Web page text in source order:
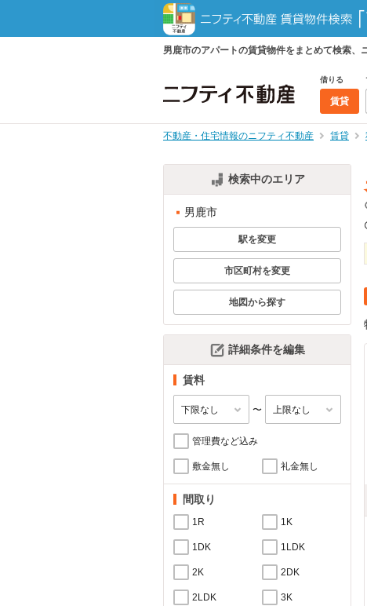
男鹿市のアパートの賃貸物件をまとめて検索、
借りる
賃貸
不動産・住宅情報のニフティ不動産 賃貸
検索中のエリア
男鹿市
駅を変更
市区町村を変更
地図から探す
詳細条件を編集
賃料
〜
管理費など込み
敷金無し 礼金無し
間取り
1R 1K
1DK 1LDK
2K 2DK
2LDK 3K